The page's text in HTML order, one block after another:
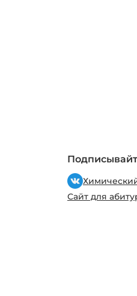
Сайт для